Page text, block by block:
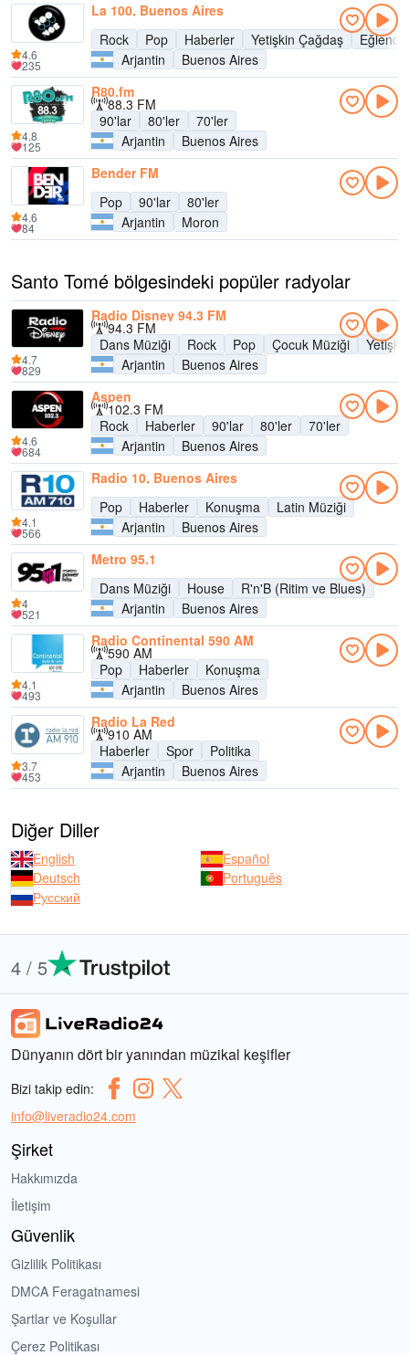
La 100, Buenos Aires
Rock
Pop Haberler Yetişkin Çağdaş
Eğlence
Arjantin
Buenos Aires
4.6
235
R80.fm
88.3 FM
90'lar
80'ler
70'ler
Arjantin
Buenos Aires
4.8
125
Bender FM
Pop
90'lar
80'ler
Arjantin
Moron
4.6
84
Santo Tomé bölgesindeki popüler radyolar
Radio Disney 94.3 FM
94.3 FM
Dans Müziği
Rock Pop Çocuk Müziği
Arjantin
Buenos Aires
4.7
829
Aspen
102.3 FM
Rock
Haberler 90'lar 80'ler
70'ler
Arjantin
Buenos Aires
4.6
684
Radio 10, Buenos Aires
Pop
Haberler Konuşma
Latin Müziği
Arjantin
Buenos Aires
4.1
566
Metro 95.1
Dans Müziği
House
R'n'B (Ritim ve Blues)
Arjantin
Buenos Aires
4
521
Radio Continental 590 AM
590 AM
Pop
Haberler
Konuşma
Arjantin
Buenos Aires
4.1
493
Radio La Red
910 AM
Haberler
Spor
Politika
Arjantin
Buenos Aires
3.7
453
Diğer Diller
English
Español
Deutsch
Português
Русский
4 / 5
Dünyanın dört bir yanından müzikal keşifler
Bizi takip edin:
info@liveradio24.com
Şirket
Hakkımızda
İletişim
Güvenlik
Gizlilik Politikası
DMCA Feragatnamesi
Şartlar ve Koşullar
Çerez Politikası